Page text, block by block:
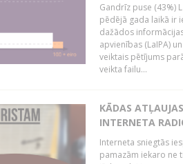
Gandrīz puse (43%)
pēdējā gada laikā ir
dažādos
apvienības (LaIPA)
veiktais pētījums
veikta failu...
KĀDAS
INTERNETA
Interneta sniegtās
pamazām iekaro ne